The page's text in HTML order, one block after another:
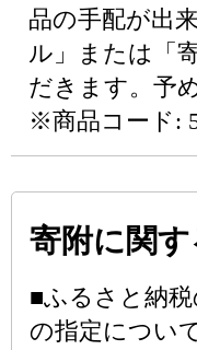
品の手配が出
ル」または「
だきます。予
※商品コード:
寄附に関
■ふるさと納
の指定につい